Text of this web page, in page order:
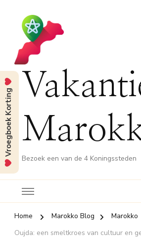
Bezoek een van de 4 Koningssteden
Home Marokko Blog
Marokko
Oujda: een smeltkroes van cultuur en
Vroegboek Korting